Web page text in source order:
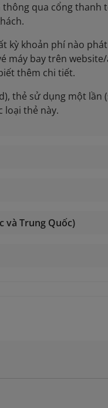
qua cổng thanh
kỳ khoản phí nào
máy bay trên
thêm chi tiết.
thẻ sử dụng một lần
loại thẻ này.
và Trung Quốc)